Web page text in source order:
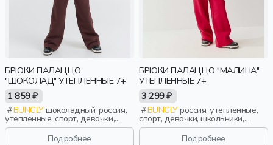
БРЮКИ ПАЛАЦЦО
"ШОКОЛАД" УТЕПЛЕННЫЕ 7+
1 859 ₽
BUNGLYшоколадный, россия,
утепленные, спорт, девочки,
школьники, подростки, дети
Подробнее
БРЮКИ ПАЛАЦЦО "МАЛИНА"
УТЕПЛЕННЫЕ 7+
3 299 ₽
BUNGLYроссия, утепленные,
спорт, девочки, школьники,
подростки, дети
Подробнее